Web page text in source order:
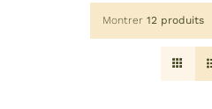
Montrer 12 produits